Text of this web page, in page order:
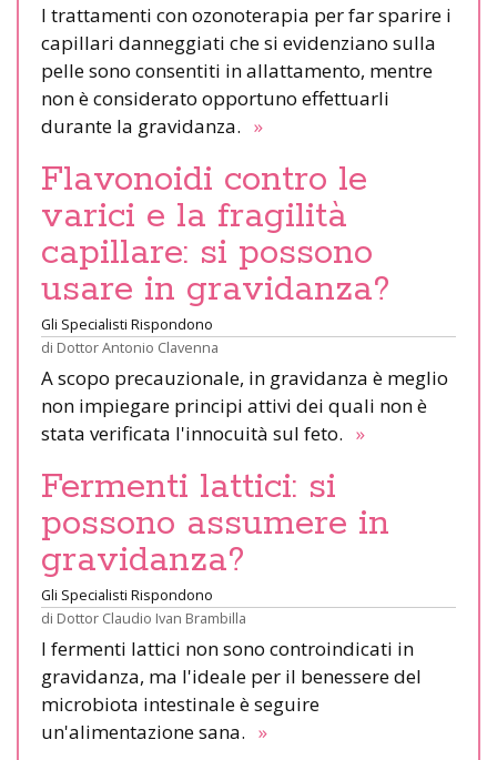
I trattamenti con ozonoterapia per far sparire i
capillari danneggiati che si evidenziano sulla
pelle sono consentiti in allattamento, mentre
non è considerato opportuno effettuarli
durante la gravidanza. »
Flavonoidi contro le
varici e la fragilità
capillare: si possono
usare in gravidanza?
Gli Specialisti Rispondono
di Dottor Antonio Clavenna
A scopo precauzionale, in gravidanza è meglio
non impiegare principi attivi dei quali non è
stata verificata l'innocuità sul feto. »
Fermenti lattici: si
possono assumere in
gravidanza?
Gli Specialisti Rispondono
di Dottor Claudio Ivan Brambilla
I fermenti lattici non sono controindicati in
gravidanza, ma l'ideale per il benessere del
microbiota intestinale è seguire
un'alimentazione sana. »